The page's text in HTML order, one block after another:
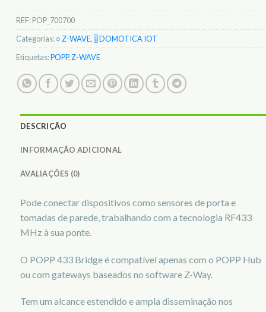
REF:POP_700700
Categorias:○ Z-WAVE, 🎚️ DOMOTICA IOT
Etiquetas:POPP, Z-WAVE
DESCRIÇÃO
INFORMAÇÃO ADICIONAL
AVALIAÇÕES (0)
Pode conectar dispositivos como sensores de porta e
tomadas de parede, trabalhando com a tecnologia RF433
MHz à sua ponte.
O POPP 433 Bridge é compatível apenas com o POPP Hub
ou com gateways baseados no software Z-Way.
Tem um alcance estendido e ampla disseminação nos